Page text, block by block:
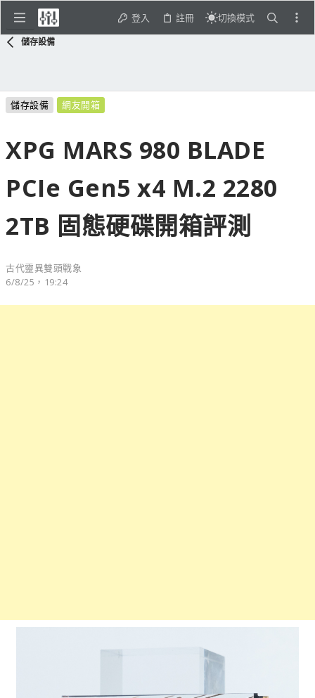
登入 註冊 切換模式
儲存設備
儲存設備 網友開箱
XPG MARS 980 BLADE
PCIe Gen5 x4 M.2 2280
2TB 固態硬碟開箱評測
古代靈異雙頭戰象
6/8/25，19:24